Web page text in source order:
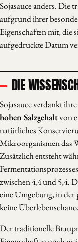
Sojasauce anders. Die
aufgrund ihrer
Eigenschaften mit, die
aufgedruckte Datum
DIE
Sojasauce verdankt
hohen Salzgehaltvon
natürliches
Mikroorganismen das
Zusätzlich entsteht
zwischen 4,4 und 5,4.
eine Umgebung, in der
keine
Der traditionelle